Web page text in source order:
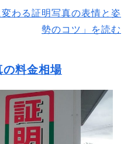
わる証明写真の表情と姿
勢のコツ」を読む
の料金相場